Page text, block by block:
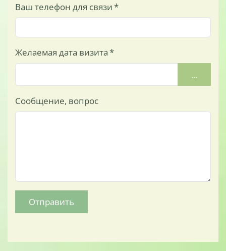
Ваш телефон для связи*
Желаемая дата визита*
...
Сообщение, вопрос
Отправить